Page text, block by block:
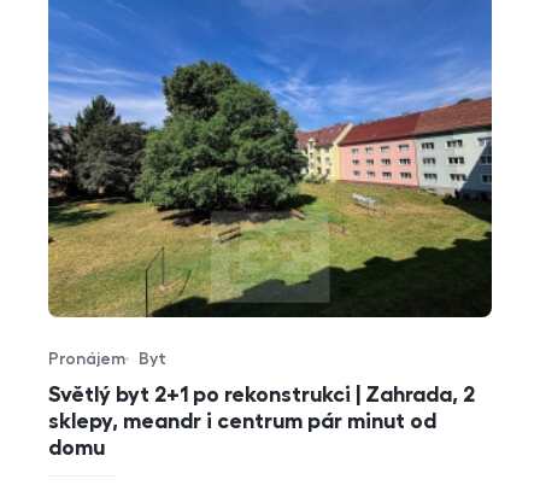
Světlý byt 2+1 po rekonstrukci | Zahrada, 2
sklepy, meandr i centrum pár minut od
domu
Typ nabídky
Pronájem
Typ nemovitosti
Byt